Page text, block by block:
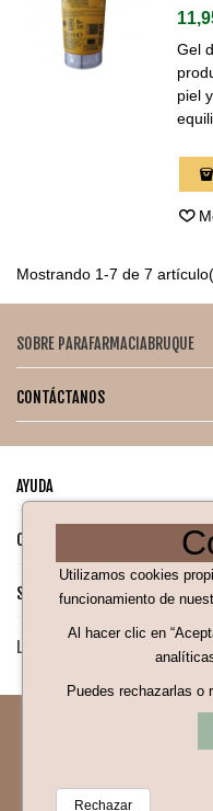
Gel
piel
Mostrando 1-7 de 7
SOBRE PARAFARMACIABRUQUE
CONTÁCTANOS
AYUDA
CATÁLOGO PARA TI
SÍGUENOS EN NUESTRAS REDES
LEGAL
Utilizamos cookies
funcionamiento de
Al hacer clic en
Puedes rechazarlas o
Rechazar